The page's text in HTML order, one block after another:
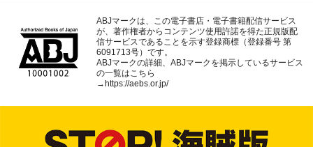
ABJマークは、この電子書店・電子書籍配信サービス
が、著作権者からコンテンツ使用許諾を得た正規版配
信サービスであることを示す登録商標（登録番号 第
6091713号）です。
ABJマークの詳細、ABJマークを掲示しているサービス
の一覧はこちら
→https://aebs.or.jp/